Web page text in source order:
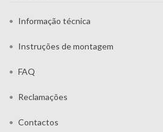
Informação técnica
Instruções de montagem
FAQ
Reclamações
Contactos